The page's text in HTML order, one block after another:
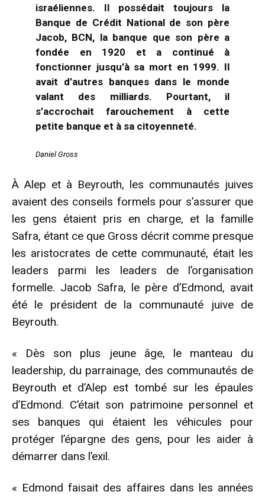
israéliennes. Il possédait toujours la
Banque de Crédit National de son père
Jacob, BCN, la banque que son père a
fondée en 1920 et a continué à
fonctionner jusqu’à sa mort en 1999. Il
avait d’autres banques dans le monde
valant des milliards. Pourtant, il
s’accrochait farouchement à cette
petite banque et à sa citoyenneté.
Daniel Gross
À Alep et à Beyrouth, les communautés juives
avaient des conseils formels pour s’assurer que
les gens étaient pris en charge, et la famille
Safra, étant ce que Gross décrit comme presque
les aristocrates de cette communauté, était les
leaders parmi les leaders de l’organisation
formelle. Jacob Safra, le père d’Edmond, avait
été le président de la communauté juive de
Beyrouth.
« Dès son plus jeune âge, le manteau du
leadership, du parrainage, des communautés de
Beyrouth et d’Alep est tombé sur les épaules
d’Edmond. C’était son patrimoine personnel et
ses banques qui étaient les véhicules pour
protéger l’épargne des gens, pour les aider à
démarrer dans l’exil.
« Edmond faisait des affaires dans les années